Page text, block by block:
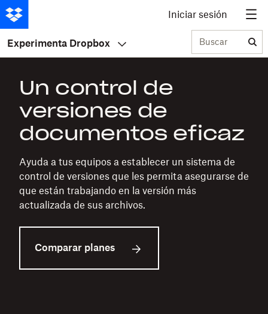
Iniciar sesión
Experimenta Dropbox Buscar
Un control de
versiones de
documentos eficaz
Ayuda a tus equipos a establecer un sistema de
control de versiones que les permita asegurarse de
que están trabajando en la versión más
actualizada de sus archivos.
Comparar planes